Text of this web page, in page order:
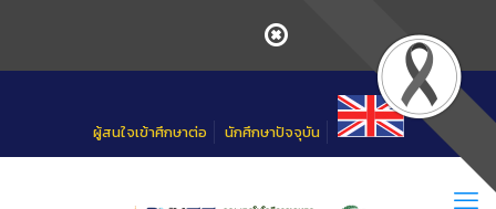
ผู้สนใจเข้าศึกษาต่อ นักศึกษาปัจจุบัน